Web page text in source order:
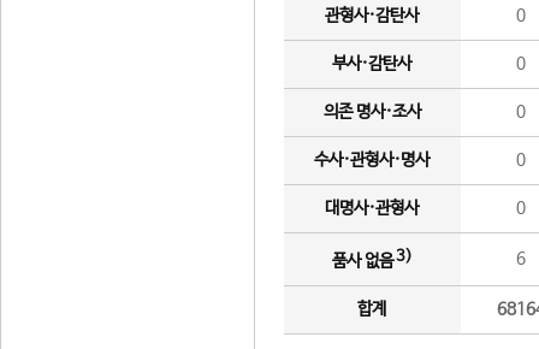
관형사·감탄사 0
부사·감탄사 0
의존 명사·조사 0
수사·관형사·명사 0
대명사·관형사 0
품사 없음3) 6
합계